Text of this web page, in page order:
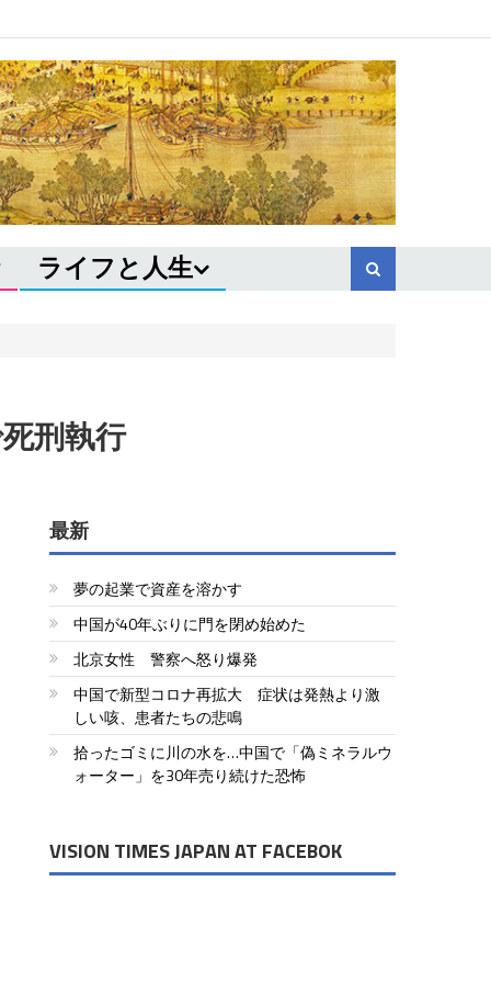
ライフと人生
刑執行
最新
夢の起業で資産を溶かす
中国が40年ぶりに門を閉め始めた
北京女性 警察へ怒り爆発
中国で新型コロナ再拡大 症状は発熱より激
しい咳、患者たちの悲鳴
拾ったゴミに川の水を…中国で「偽ミネラルウ
ォーター」を30年売り続けた恐怖
VISION TIMES JAPAN AT FACEBOK